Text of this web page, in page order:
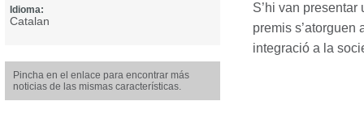
Idioma:
Catalan
Pincha en el enlace para encontrar más
noticias de las mismas características.
S’hi van
premis s’atorguen
integració a la